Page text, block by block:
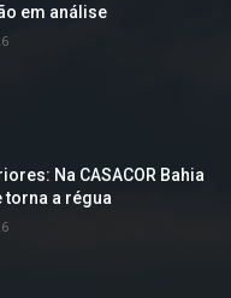
em análise
Na CASACOR Bahia
torna a régua